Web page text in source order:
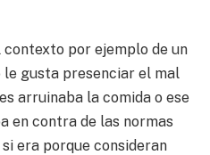
por ejemplo de un
gusta presenciar el mal
arruinaba la comida o ese
en contra de las normas
era porque consideran